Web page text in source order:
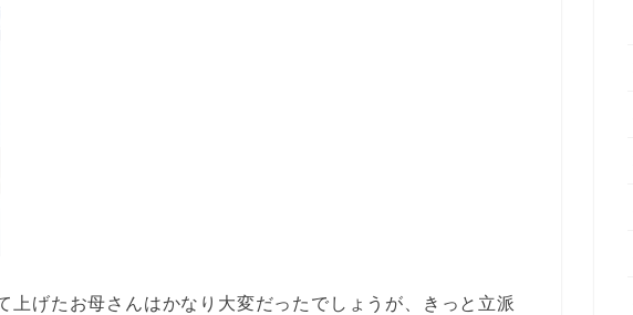
上げたお母さんはかなり大変だったでしょうが、きっと立派